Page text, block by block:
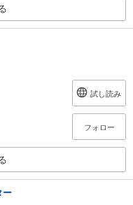
試し読み
フォロー
ー